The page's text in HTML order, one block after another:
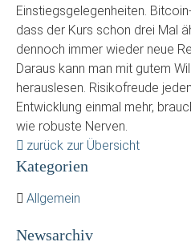
Einstiegsgelegenheiten.
dass der Kurs schon drei Mal
dennoch immer wieder neue
Daraus kann man mit gutem
herauslesen. Risikofreude
Entwicklung einmal mehr,
wie robuste Nerven.
zurück zur Übersicht
Kategorien
Allgemein
Newsarchiv